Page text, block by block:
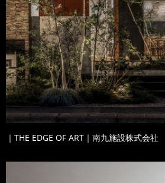
｜THE EDGE OF ART｜南九施設株式会社